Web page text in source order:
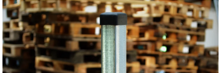
produktu
je
0,0
z
5
hvězdiček.